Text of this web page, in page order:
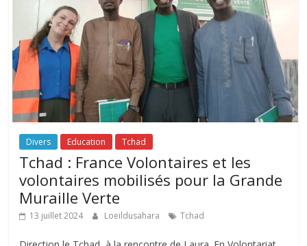
Divers Education Tchad
Tchad : France Volontaires et les
volontaires mobilisés pour la Grande
Muraille Verte
13 juillet 2024 Loeildusahara Tchad